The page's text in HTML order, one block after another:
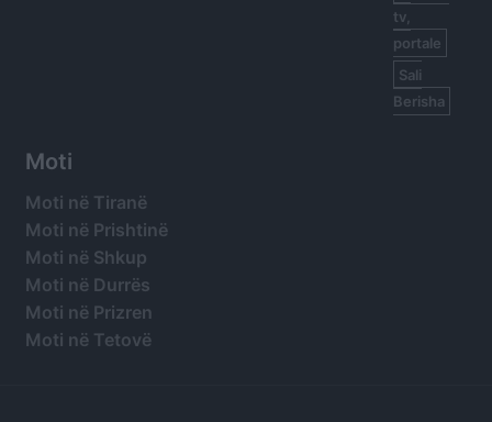
tv,
portale
Sali
Berisha
Moti
Moti në Tiranë
Moti në Prishtinë
Moti në Shkup
Moti në Durrës
Moti në Prizren
Moti në Tetovë